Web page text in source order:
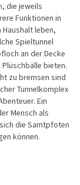
die jeweils
Funktionen in
leben,
Spieltunnel
an der Decke
bieten.
zu bremsen sind
Tunnelkomplex
Ein
Mensch als
die Samtpfoten
können.